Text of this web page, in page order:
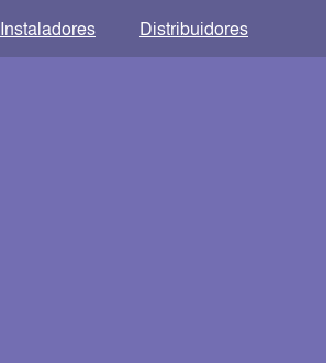
Instaladores Distribuidores